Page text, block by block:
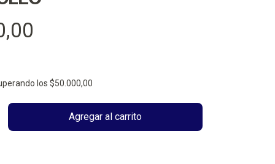
los$50.000,00